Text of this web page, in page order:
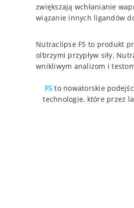
zwiększają wchłanianie
wiązanie innych ligandów
Nutraclipse F5 to produkt
olbrzymi przypływ siły.
wnikliwym analizom i
F5 to nowatorskie
technologie, które przez